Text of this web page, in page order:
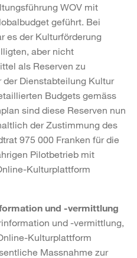
WOV mit
geführt. Bei
es der Kulturförderung
aber nicht
als Reserven zu
Dienstabteilung Kultur
Budgets gemäss
sind diese Reserven nun
der Zustimmung des
975 000 Franken für die
Pilotbetrieb mit
Kulturplattform
und -vermittlung
und -vermittlung,
Kulturplattform
Massnahme zur